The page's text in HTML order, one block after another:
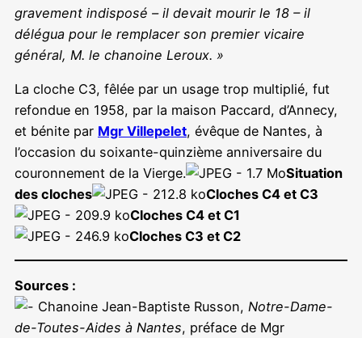
gravement indisposé – il devait mourir le 18 – il
délégua pour le remplacer son premier vicaire
général, M. le chanoine Leroux. »
La cloche C3, fêlée par un usage trop multiplié, fut
refondue en 1958, par la maison Paccard, d’Annecy,
et bénite par Mgr Villepelet, évêque de Nantes, à
l’occasion du soixante-quinzième anniversaire du
couronnement de la Vierge.
Situation
des cloches
Cloches C4 et C3
Cloches C4 et C1
Cloches C3 et C2
Sources :
Chanoine Jean-Baptiste Russon, Notre-Dame-
de-Toutes-Aides à Nantes, préface de Mgr